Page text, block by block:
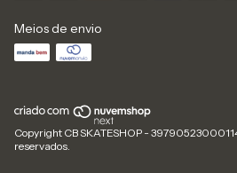
Meios de envio
Copyright CB SKATESHOP -
reservados.